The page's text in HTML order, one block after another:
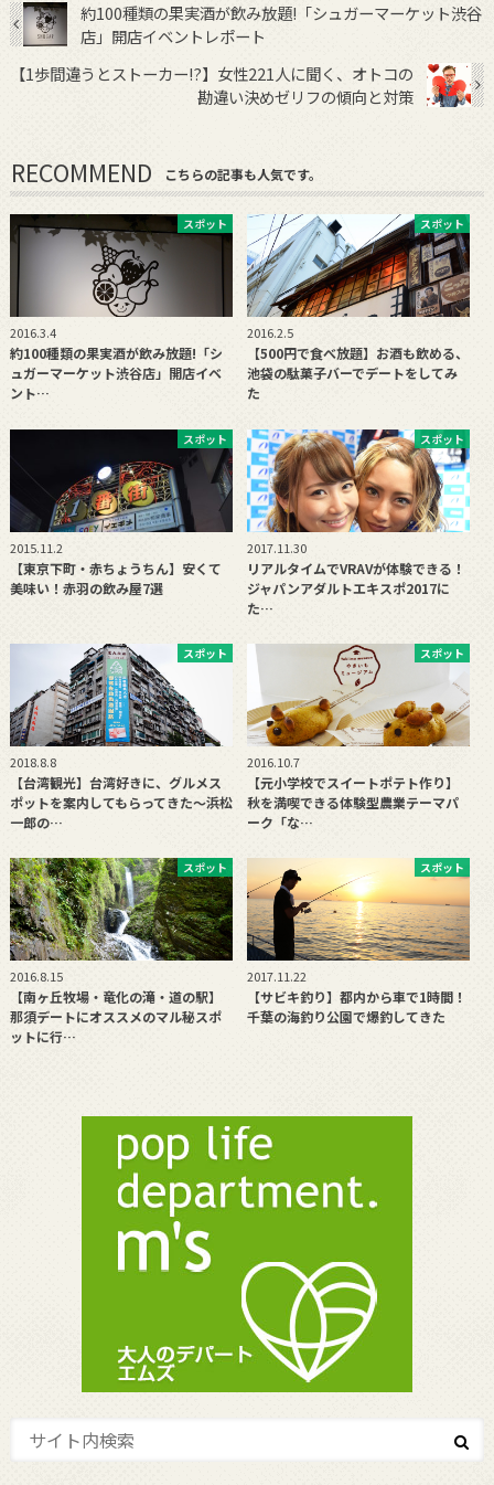
約100種類の果実酒が飲み放題!「シュガーマーケット渋谷
店」開店イベントレポート
【1歩間違うとストーカー!?】女性221人に聞く、オトコの
勘違い決めゼリフの傾向と対策
RECOMMEND こちらの記事も人気です。
スポット
2016.3.4
約100種類の果実酒が飲み放題!「シ
ュガーマーケット渋谷店」開店イベ
ント…
スポット
2016.2.5
【500円で食べ放題】お酒も飲める、
池袋の駄菓子バーでデートをしてみ
た
スポット
2015.11.2
【東京下町・赤ちょうちん】安くて
美味い！赤羽の飲み屋7選
スポット
2017.11.30
リアルタイムでVRAVが体験できる！
ジャパンアダルトエキスポ2017に
た…
スポット
2018.8.8
【台湾観光】台湾好きに、グルメス
ポットを案内してもらってきた〜浜松
一郎の…
スポット
2016.10.7
【元小学校でスイートポテト作り】
秋を満喫できる体験型農業テーマパ
ーク「な…
スポット
2016.8.15
【南ヶ丘牧場・竜化の滝・道の駅】
那須デートにオススメのマル秘スポ
ットに行…
スポット
2017.11.22
【サビキ釣り】都内から車で1時間！
千葉の海釣り公園で爆釣してきた